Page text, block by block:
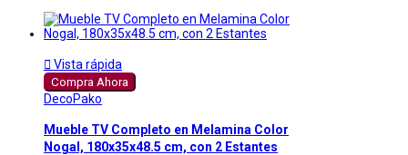
 Vista rápida
Compra Ahora
DecoPako
Mueble TV Completo en Melamina Color
Nogal, 180x35x48.5 cm, con 2 Estantes